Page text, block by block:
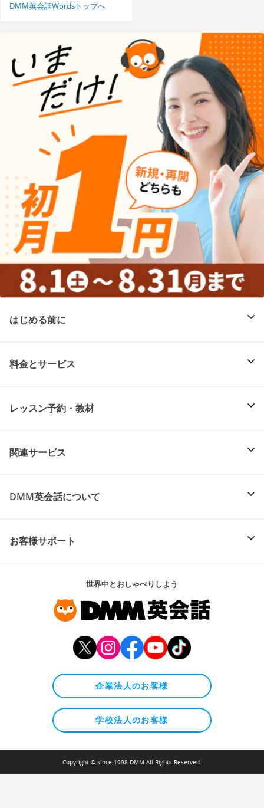
DMM英会話Wordsトップへ
はじめる前に
料金とサービス
レッスン予約・教材
関連サービス
DMM英会話について
お客様サポート
世界中とおしゃべりしよう
企業法人のお客様
学校法人のお客様
Copyright © since 1998 DMM All Rights Reserved.